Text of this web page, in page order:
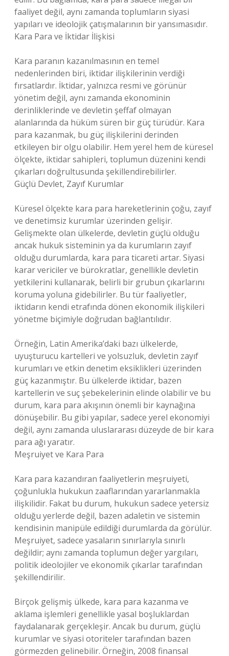
faaliyet değil, aynı zamanda toplumların siyasi
yapıları ve ideolojik çatışmalarının bir yansımasıdır.
Kara Para ve İktidar İlişkisi
Kara paranın kazanılmasının en temel
nedenlerinden biri, iktidar ilişkilerinin verdiği
fırsatlardır. İktidar, yalnızca resmi ve görünür
yönetim değil, aynı zamanda ekonominin
derinliklerinde ve devletin şeffaf olmayan
alanlarında da hüküm süren bir güç türüdür. Kara
para kazanmak, bu güç ilişkilerini derinden
etkileyen bir olgu olabilir. Hem yerel hem de küresel
ölçekte, iktidar sahipleri, toplumun düzenini kendi
çıkarları doğrultusunda şekillendirebilirler.
Güçlü Devlet, Zayıf Kurumlar
Küresel ölçekte kara para hareketlerinin çoğu, zayıf
ve denetimsiz kurumlar üzerinden gelişir.
Gelişmekte olan ülkelerde, devletin güçlü olduğu
ancak hukuk sisteminin ya da kurumların zayıf
olduğu durumlarda, kara para ticareti artar. Siyasi
karar vericiler ve bürokratlar, genellikle devletin
yetkilerini kullanarak, belirli bir grubun çıkarlarını
koruma yoluna gidebilirler. Bu tür faaliyetler,
iktidarın kendi etrafında dönen ekonomik ilişkileri
yönetme biçimiyle doğrudan bağlantılıdır.
Örneğin, Latin Amerika’daki bazı ülkelerde,
uyuşturucu kartelleri ve yolsuzluk, devletin zayıf
kurumları ve etkin denetim eksiklikleri üzerinden
güç kazanmıştır. Bu ülkelerde iktidar, bazen
kartellerin ve suç şebekelerinin elinde olabilir ve bu
durum, kara para akışının önemli bir kaynağına
dönüşebilir. Bu gibi yapılar, sadece yerel ekonomiyi
değil, aynı zamanda uluslararası düzeyde de bir kara
para ağı yaratır.
Meşruiyet ve Kara Para
Kara para kazandıran faaliyetlerin meşruiyeti,
çoğunlukla hukukun zaaflarından yararlanmakla
ilişkilidir. Fakat bu durum, hukukun sadece yetersiz
olduğu yerlerde değil, bazen adaletin ve sistemin
kendisinin manipüle edildiği durumlarda da görülür.
Meşruiyet, sadece yasaların sınırlarıyla sınırlı
değildir; aynı zamanda toplumun değer yargıları,
politik ideolojiler ve ekonomik çıkarlar tarafından
şekillendirilir.
Birçok gelişmiş ülkede, kara para kazanma ve
aklama işlemleri genellikle yasal boşluklardan
faydalanarak gerçekleşir. Ancak bu durum, güçlü
kurumlar ve siyasi otoriteler tarafından bazen
görmezden gelinebilir. Örneğin, 2008 finansal